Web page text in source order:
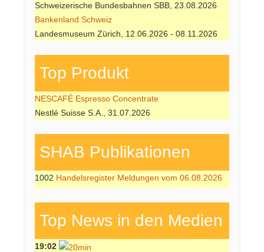
Schweizerische Bundesbahnen SBB, 23.08.2026
Bankenland Schweiz
Landesmuseum Zürich, 12.06.2026 - 08.11.2026
Top Produkt
NESCAFÉ Espresso Concentrate
Nestlé Suisse S.A., 31.07.2026
SHAB Publi­kati­onen
1002 Handelsregister Meldungen vom 06.08.2026
Top News in den Medien
19:02